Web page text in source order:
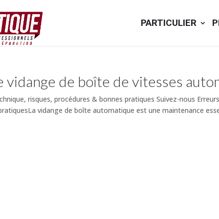
PARTICULIER
vidange de boîte de vitesses
risques, procédures & bonnes pratiques Suivez-nous
vidange de boîte automatique est une maintenance